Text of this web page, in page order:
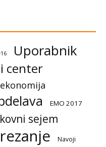
Uporabnik
center
EMO 2017
sejem
Navoji